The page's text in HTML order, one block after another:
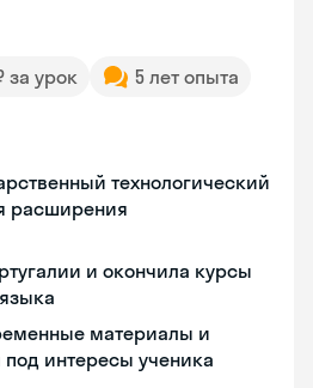
за урок 5 лет опыта
технологический
расширения
и окончила курсы
материалы и
под интересы ученика